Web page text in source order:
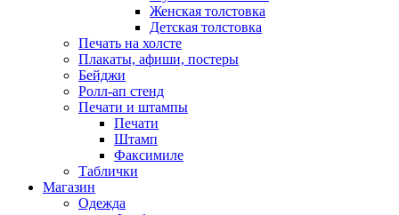
Женская толстовка
Детская толстовка
Печать на холсте
Плакаты, афиши, постеры
Бейджи
Ролл-ап стенд
Печати и штампы
Печати
Штамп
Факсимиле
Таблички
Магазин
Одежда